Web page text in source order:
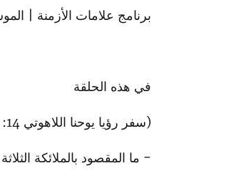
برنامج علامات الأزمنة |
في هذه الحلقة
(سفر رؤيا يوحنا اللاهوتي 14: 6- 13)
- ما المقصود بالملائكة